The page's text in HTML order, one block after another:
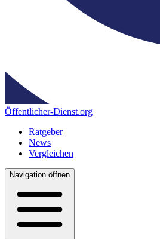
Öffentlicher-Dienst.org
Ratgeber
News
Vergleichen
Navigation öffnen